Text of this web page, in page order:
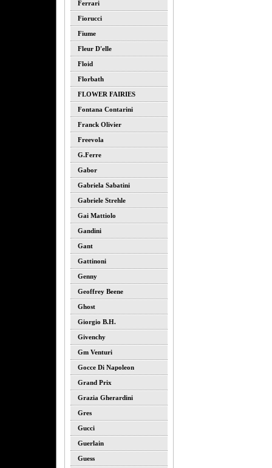
Ferrari
Fiorucci
Fiume
Fleur D'elle
Floid
Florbath
FLOWER FAIRIES
Fontana Contarini
Franck Olivier
Freevola
G.ferre
Gabor
Gabriela Sabatini
Gabriele Strehle
Gai Mattiolo
Gandini
Gant
Gattinoni
Genny
Geoffrey Beene
Ghost
Giorgio B.h.
Givenchy
Gm Venturi
Gocce Di Napoleon
Grand Prix
Grazia Gherardini
Gres
Gucci
Guerlain
Guess